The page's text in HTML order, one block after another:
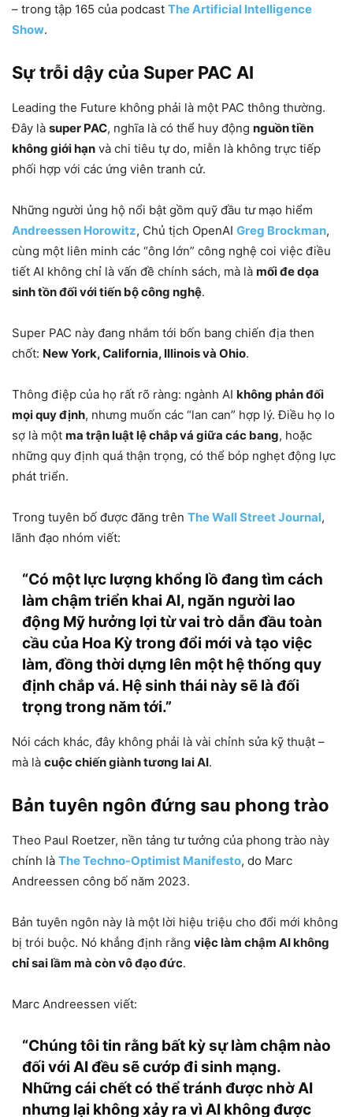
– trong tập 165 của podcast The Artificial Intelligence
Show.
Sự trỗi dậy của Super PAC AI
Leading the Future không phải là một PAC thông thường.
Đây là super PAC, nghĩa là có thể huy động nguồn tiền
không giới hạn và chi tiêu tự do, miễn là không trực tiếp
phối hợp với các ứng viên tranh cử.
Những người ủng hộ nổi bật gồm quỹ đầu tư mạo hiểm
Andreessen Horowitz, Chủ tịch OpenAI Greg Brockman,
cùng một liên minh các “ông lớn” công nghệ coi việc điều
tiết AI không chỉ là vấn đề chính sách, mà là mối đe dọa
sinh tồn đối với tiến bộ công nghệ.
Super PAC này đang nhắm tới bốn bang chiến địa then
chốt: New York, California, Illinois và Ohio.
Thông điệp của họ rất rõ ràng: ngành AI không phản đối
mọi quy định, nhưng muốn các “lan can” hợp lý. Điều họ lo
sợ là một ma trận luật lệ chắp vá giữa các bang, hoặc
những quy định quá thận trọng, có thể bóp nghẹt động lực
phát triển.
Trong tuyên bố được đăng trên The Wall Street Journal,
lãnh đạo nhóm viết:
“Có một lực lượng khổng lồ đang tìm cách
làm chậm triển khai AI, ngăn người lao
động Mỹ hưởng lợi từ vai trò dẫn đầu toàn
cầu của Hoa Kỳ trong đổi mới và tạo việc
làm, đồng thời dựng lên một hệ thống quy
định chắp vá. Hệ sinh thái này sẽ là đối
trọng trong năm tới.”
Nói cách khác, đây không phải là vài chỉnh sửa kỹ thuật –
mà là cuộc chiến giành tương lai AI.
Bản tuyên ngôn đứng sau phong trào
Theo Paul Roetzer, nền tảng tư tưởng của phong trào này
chính là The Techno-Optimist Manifesto, do Marc
Andreessen công bố năm 2023.
Bản tuyên ngôn này là một lời hiệu triệu cho đổi mới không
bị trói buộc. Nó khẳng định rằng việc làm chậm AI không
chỉ sai lầm mà còn vô đạo đức.
Marc Andreessen viết:
“Chúng tôi tin rằng bất kỳ sự làm chậm nào
đối với AI đều sẽ cướp đi sinh mạng.
Những cái chết có thể tránh được nhờ AI
nhưng lại không xảy ra vì AI không được